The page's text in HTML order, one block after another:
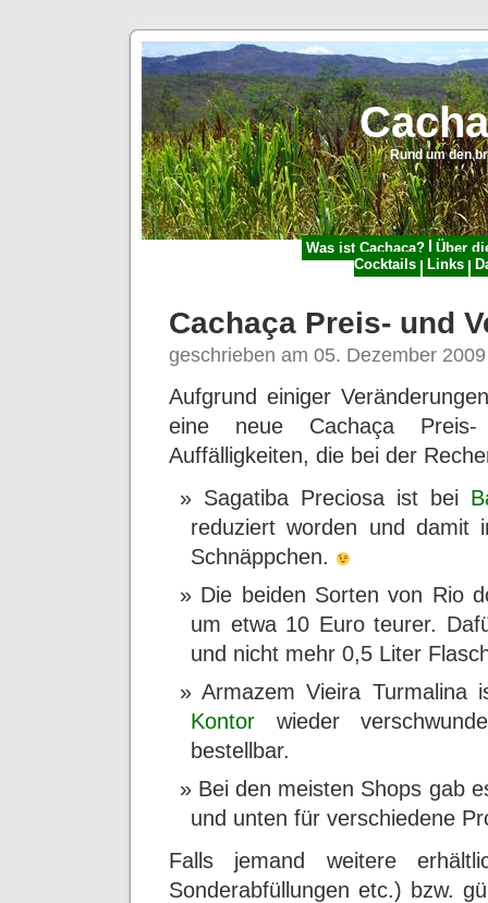
Rund um den
Was ist Cachaça?
Über
Cocktails
Links
Cachaça Preis- und
geschrieben am 05. Dezember 2009
Aufgrund einiger
eine neue Cachaça Preis-
Auffälligkeiten, die bei der
Sagatiba Preciosa ist bei
reduziert worden und damit
Schnäppchen.
Die beiden Sorten von Rio
um etwa 10 Euro teurer.
und nicht mehr 0,5 Liter
Armazem Vieira
Kontor wieder
bestellbar.
Bei den meisten Shops gab
und unten für verschiedene
Falls jemand weitere
Sonderabfüllungen etc.) bzw.